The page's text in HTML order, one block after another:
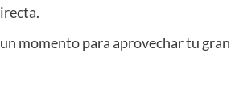
un momento para aprovechar tu